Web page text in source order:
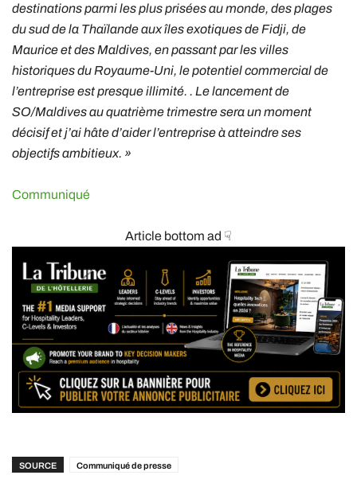
destinations parmi les plus prisées au monde, des plages
du sud de la Thaïlande aux îles exotiques de Fidji, de
Maurice et des Maldives, en passant par les villes
historiques du Royaume-Uni, le potentiel commercial de
l’entreprise est presque illimité. . Le lancement de
SO/Maldives au quatrième trimestre sera un moment
décisif et j’ai hâte d’aider l’entreprise à atteindre ses
objectifs ambitieux. »
Communiqué
Article bottom ad ☟
SOURCE Communiqué de presse